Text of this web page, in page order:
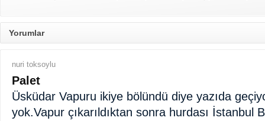
Yorumlar
nuri toksoylu
Palet
Üsküdar Vapuru ikiye bölündü diye yazıda
yok.Vapur çıkarıldıktan sonra hurdası İstanbul